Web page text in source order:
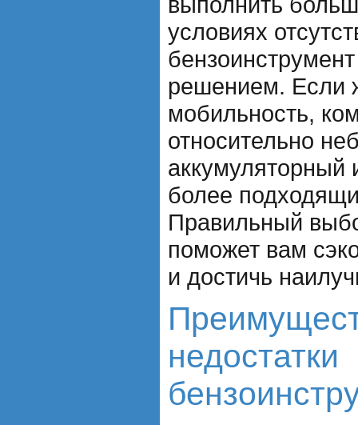
условиях
решением. Если
мобильность,
относительно
аккумуляторный
более
Правильный
поможет вам
и достичь
недостатки